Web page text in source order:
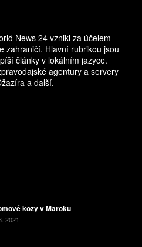
News 24 vznikl za účelem
zahraničí. Hlavní rubrikou jsou
články v lokálním jazyce.
agentury a servery
a další.
kozy v Maroku
2021